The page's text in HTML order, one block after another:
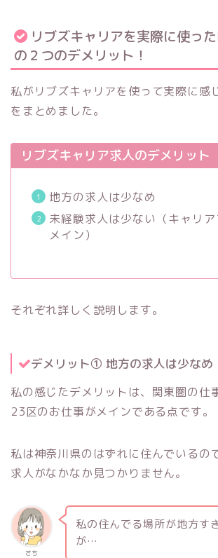
リブズキャリアを実際に使っ
の２つのデメリット！
私がリブズキャリアを使って実際に感
をまとめました。
リブズキャリア求人のデメリット
地方の求人は少なめ
未経験求人は少ない（キャリ
メイン）
それぞれ詳しく説明します。
デメリット① 地方の求人は少なめ
私の感じたデメリットは、関東圏の仕
23区のお仕事がメインである点です。
私は神奈川県のはずれに住んでいるの
求人がなかなか見つかりません。
さち
私の住んでる場所が地方す
が…